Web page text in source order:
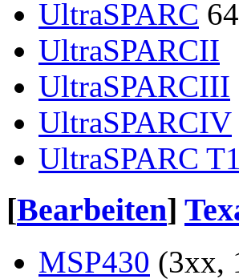
UltraSPARC
UltraSPARCII
UltraSPARCIII
UltraSPARCIV
UltraSPARC T1
[Bearbeiten]
MSP430 (3xx,